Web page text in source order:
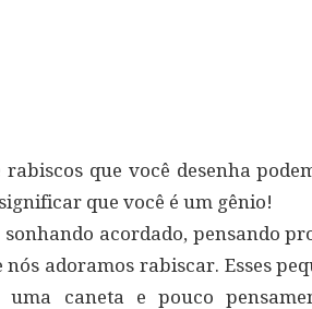
rabiscos que você desenha
que você é um gênio!
sonhando acordado, pensando
nós adoramos rabiscar. Esses
uma caneta e pouco